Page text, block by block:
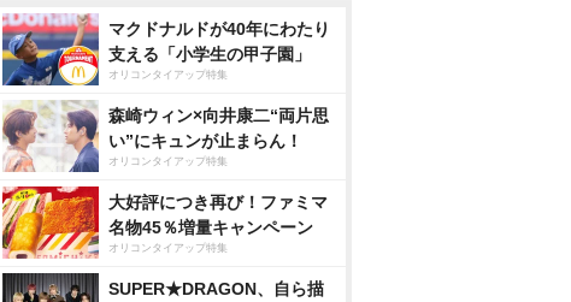
マクドナルドが40年にわたり
支える「小学生の甲子園」
オリコンタイアップ特集
森崎ウィン×向井康二“両片思
い”にキュンが止まらん！
オリコンタイアップ特集
大好評につき再び！ファミマ
名物45％増量キャンペーン
オリコンタイアップ特集
SUPER★DRAGON、自ら描